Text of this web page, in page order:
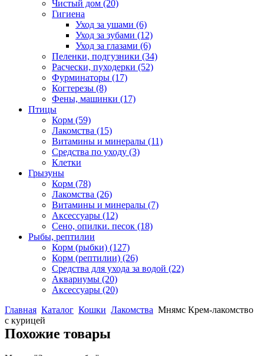
Чистый дом (20)
Гигиена
Уход за ушами (6)
Уход за зубами (12)
Уход за глазами (6)
Пеленки, подгузники (34)
Расчески, пуходерки (52)
Фурминаторы (17)
Когтерезы (8)
Фены, машинки (17)
Птицы
Корм (59)
Лакомства (15)
Витамины и минералы (11)
Средства по уходу (3)
Клетки
Грызуны
Корм (78)
Лакомства (26)
Витамины и минералы (7)
Аксессуары (12)
Сено, опилки. песок (18)
Рыбы, рептилии
Корм (рыбки) (127)
Корм (рептилии) (26)
Средства для ухода за водой (22)
Аквариумы (20)
Аксессуары (20)
Главная Каталог Кошки Лакомства Мнямс Крем-лакомство
с курицей
Похожие товары